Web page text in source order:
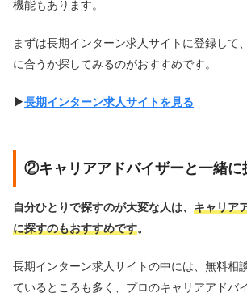
機能もあります。
まずは長期インターン求人サイトに登録して
に合うか探してみるのがおすすめです。
▶︎長期インターン求人サイトを見る
②キャリアアドバイザーと一緒に
自分ひとりで探すのが大変な人は、 キャリア
に探すのもおすすめです。
長期インターン求人サイトの中には、無料相
ているところも多く、プロのキャリアアドバ